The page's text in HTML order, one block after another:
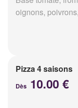
oignons,
Pizza 4 saisons
Dès 10.00 €